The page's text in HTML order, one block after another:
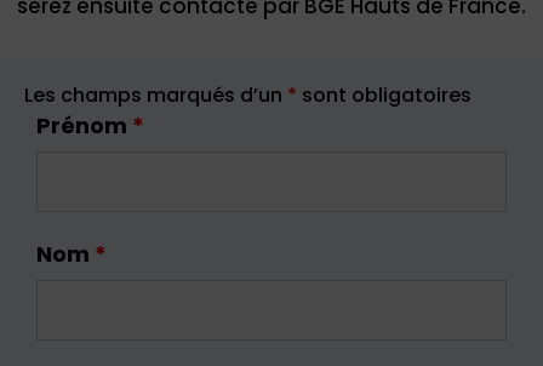
serez ensuite contacté par BGE Hauts de France.
Les champs marqués d’un * sont obligatoires
Prénom *
Nom *